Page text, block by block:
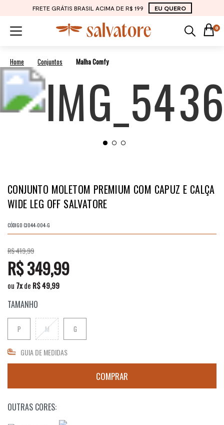
FRETE GRÁTIS BRASIL ACIMA DE R$ 199 EU QUERO
0
Conjuntos Malha Comfy
CONJUNTO MOLETOM PREMIUM COM CAPUZ E CALÇA
WIDE LEG OFF SALVATORE
CÓDIGO CJ044-004-G
R$ 419,99
R$ 349,99
ou 7xde R$ 49,99
TAMANHO
P M G
GUIA DE MEDIDAS
OUTRAS CORES: